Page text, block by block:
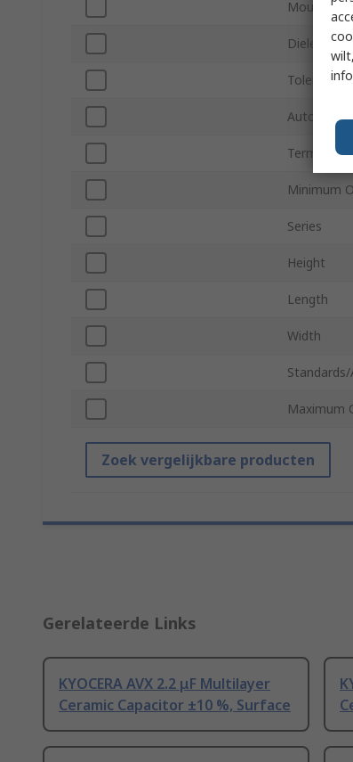
Mount
Dielectric
Tolerance
Minimum
Series
Height
Length
Width
Maximum
Zoek vergelijkbare producten
Gerelateerde Links
KYOCERA AVX 2.2 μF Multilayer
Ceramic Capacitor ±10 %, Surface